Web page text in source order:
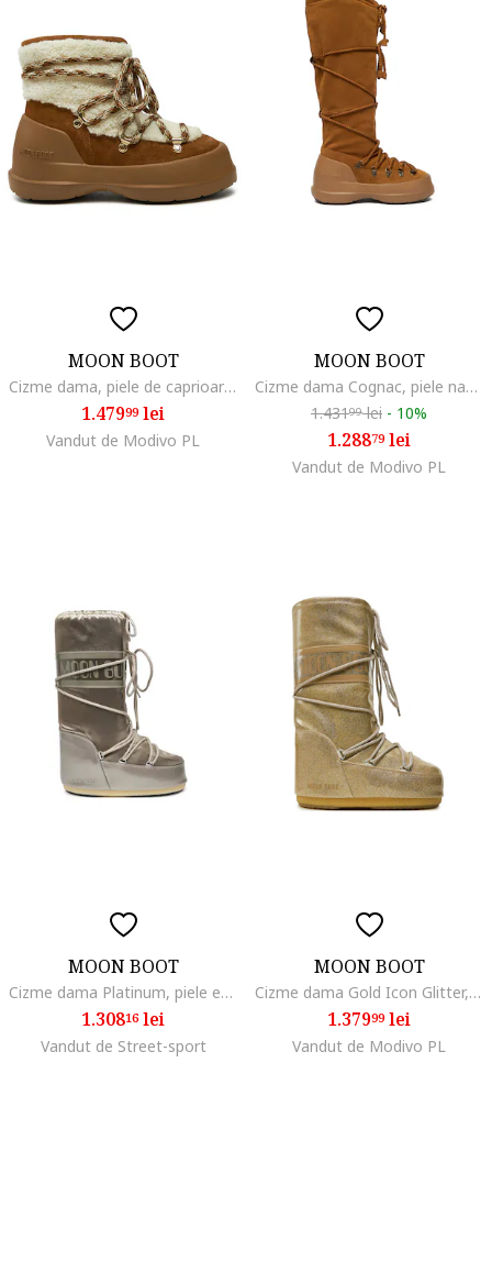
MOON BOOT
Cizme dama, piele de caprioara, impermeabile, maro, cu fermoar,
1.47999lei
Vandut de Modivo PL
MOON BOOT
Cizme dama Cognac, piele naturala
1.43199lei - 10%
1.28879lei
Vandut de Modivo PL
MOON BOOT
Cizme dama Platinum, piele ecologica, auriu,
1.30816lei
Vandut de Street-sport
MOON BOOT
Cizme dama Gold Icon Glitter, Auriu
1.37999lei
Vandut de Modivo PL